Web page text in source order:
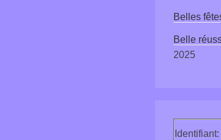
Belles
Belle
2025
Identifiant: